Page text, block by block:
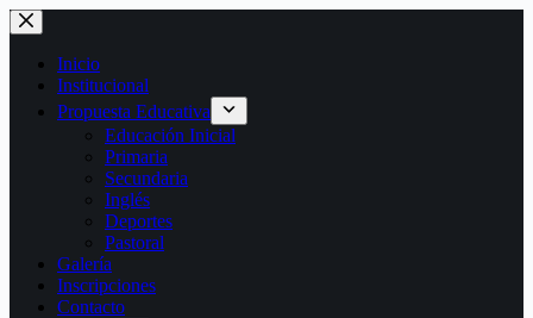
Saltar
al
contenido
Inicio
Institucional
Propuesta Educativa
Educación Inicial
Primaria
Secundaria
Inglés
Deportes
Pastoral
Galería
Inscripciones
Contacto